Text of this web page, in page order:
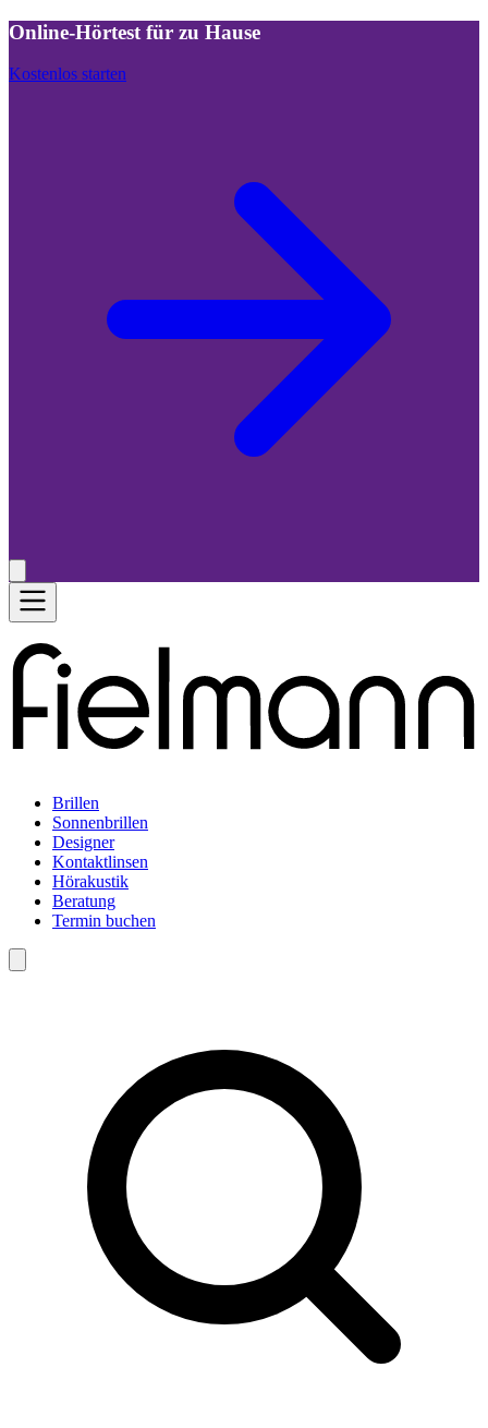
Online-Hörtest für zu Hause
Kostenlos starten
Brillen
Sonnenbrillen
Designer
Kontaktlinsen
Hörakustik
Beratung
Termin buchen